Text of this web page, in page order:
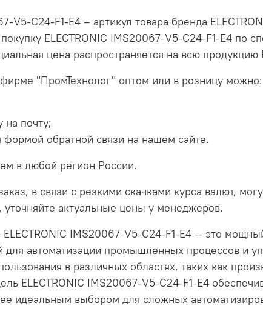
V5-C24-F1-E4 – артикул товара бренда
ELECTRONIC IMS20067-V5-C24-F1-E4 по
цена распространяется на всю
"ПромТехнолог" оптом или в розницу можно:
на почту;
формой обратной связи на нашем сайте.
в любой регион России.
в связи с резкими скачками курса валют,
уточняйте актуальные цены у менеджеров.
IMS20067-V5-C24-F1-E4 — это
для автоматизации промышленных процессов и
в различных областях, таких как
ELECTRONIC IMS20067-V5-C24-F1-E4
ее идеальным выбором для сложных